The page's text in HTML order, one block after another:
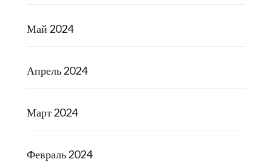
Май 2024
Апрель 2024
Март 2024
Февраль 2024